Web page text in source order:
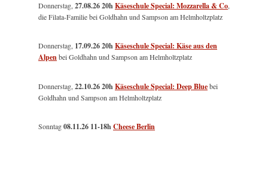
Donnerstag,27.08.26 20hKäseschule Special: Mozzarella & Co,
die Filata-Familie bei Goldhahn und Sampson am Helmholtzplatz
Donnerstag, 17.09.26 20hKäseschule Special: Käse aus den
Alpenbei Goldhahn und Sampson am Helmholtzplatz
Donnerstag,22.10.26 20hKäseschule Special: Deep Bluebei
Goldhahn und Sampson am Helmholtzplatz
Sonntag08.11.26 11-18hCheese Berlin